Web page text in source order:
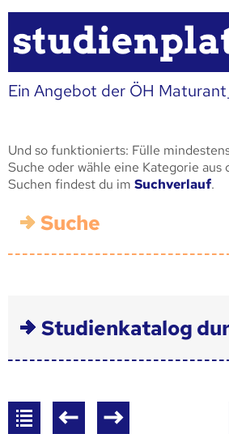
Ein Angebot der ÖH
Und so funktionierts: Fülle
Suche oder wähle eine Kategorie
Suchen findest du im Suchverlauf.
Suche
Studienkatalog